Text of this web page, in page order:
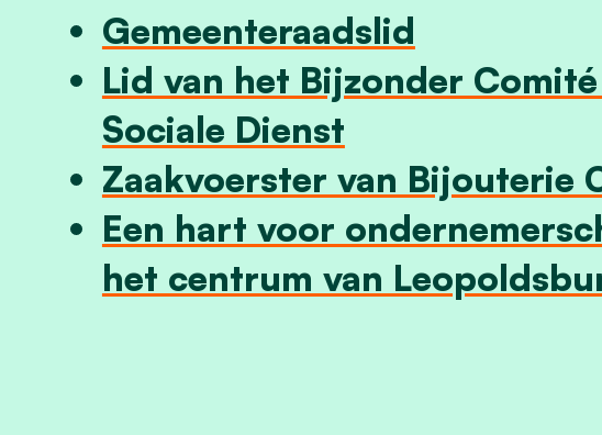
Gemeenteraadslid
Lid van het Bijzonder
Sociale Dienst
Zaakvoerster van Bijouterie
Een hart voor
het centrum van